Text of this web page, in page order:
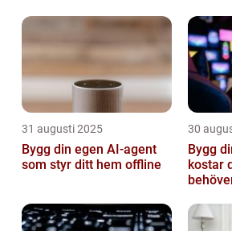
31 augusti 2025
Bygg din egen AI-agent
som styr ditt hem offline
30
Bygg
kostar